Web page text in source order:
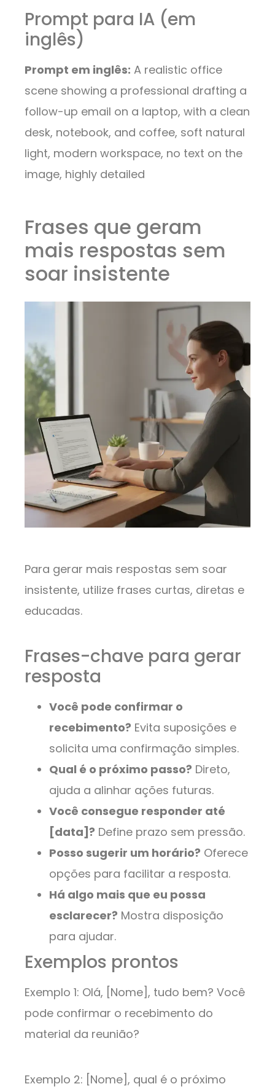
Prompt para IA (em
inglês)
Prompt em inglês: A realistic office
scene showing a professional drafting a
follow-up email on a laptop, with a clean
desk, notebook, and coffee, soft natural
light, modern workspace, no text on the
image, highly detailed
Frases que geram
mais respostas sem
soar insistente
Para gerar mais respostas sem soar
insistente, utilize frases curtas, diretas e
educadas.
Frases-chave para gerar
resposta
Você pode confirmar o
recebimento? Evita suposições e
solicita uma confirmação simples.
Qual é o próximo passo? Direto,
ajuda a alinhar ações futuras.
Você consegue responder até
[data]? Define prazo sem pressão.
Posso sugerir um horário? Oferece
opções para facilitar a resposta.
Há algo mais que eu possa
esclarecer? Mostra disposição
para ajudar.
Exemplos prontos
Exemplo 1: Olá, [Nome], tudo bem? Você
pode confirmar o recebimento do
material da reunião?
Exemplo 2: [Nome], qual é o próximo